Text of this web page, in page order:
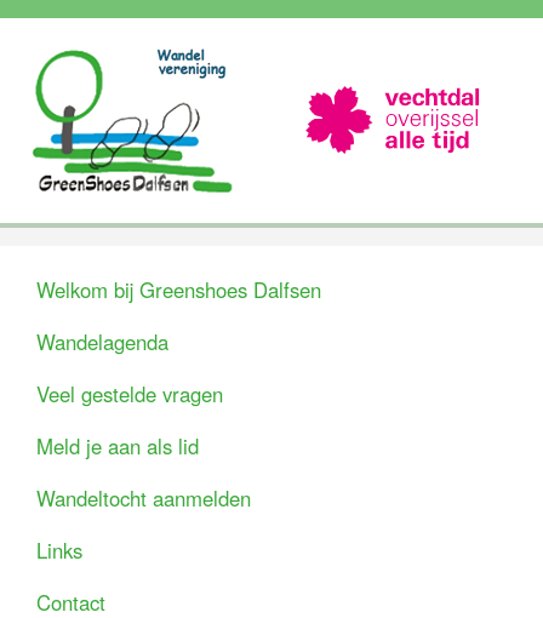
Welkom bij Greenshoes Dalfsen
Wandelagenda
Veel gestelde vragen
Meld je aan als lid
Wandeltocht aanmelden
Links
Contact